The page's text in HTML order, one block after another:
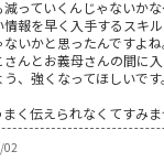
っていくんじゃないかな
報を早く入手するスキ
いかと思ったんですよね
んとお義母さんの間に
、強くなってほしいです。
く伝えられなくてすみ
02